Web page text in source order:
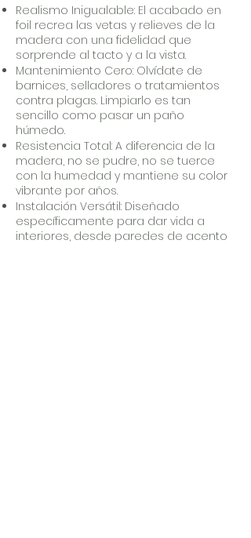
Realismo Inigualable: El acabado en
foil recrea las vetas y relieves de la
madera con una fidelidad que
sorprende al tacto y a la vista.
Mantenimiento Cero: Olvídate de
barnices, selladores o tratamientos
contra plagas. Limpiarlo es tan
sencillo como pasar un paño
húmedo.
Resistencia Total: A diferencia de la
madera, no se pudre, no se tuerce
con la humedad y mantiene su color
vibrante por años.
Instalación Versátil: Diseñado
específicamente para dar vida a
interiores, desde paredes de acento